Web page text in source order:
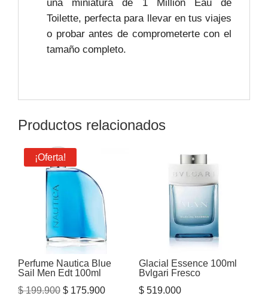
una miniatura de 1 Million Eau de
Toilette, perfecta para llevar en tus viajes
o probar antes de comprometerte con el
tamaño completo.
Productos relacionados
¡Oferta!
Perfume Nautica Blue
Sail Men Edt 100ml
$199.900 El
$ 175.900El
Glacial Essence 100ml
Bvlgari Fresco
$519.000